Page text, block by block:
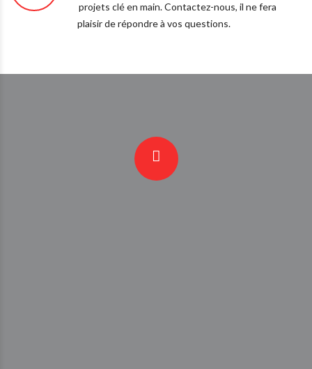
projets clé en main. Contactez-nous, il ne fera
plaisir de répondre à vos questions.